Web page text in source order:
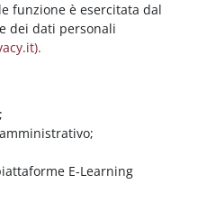
funzione è esercitata dal
dei dati personali
E-Learning